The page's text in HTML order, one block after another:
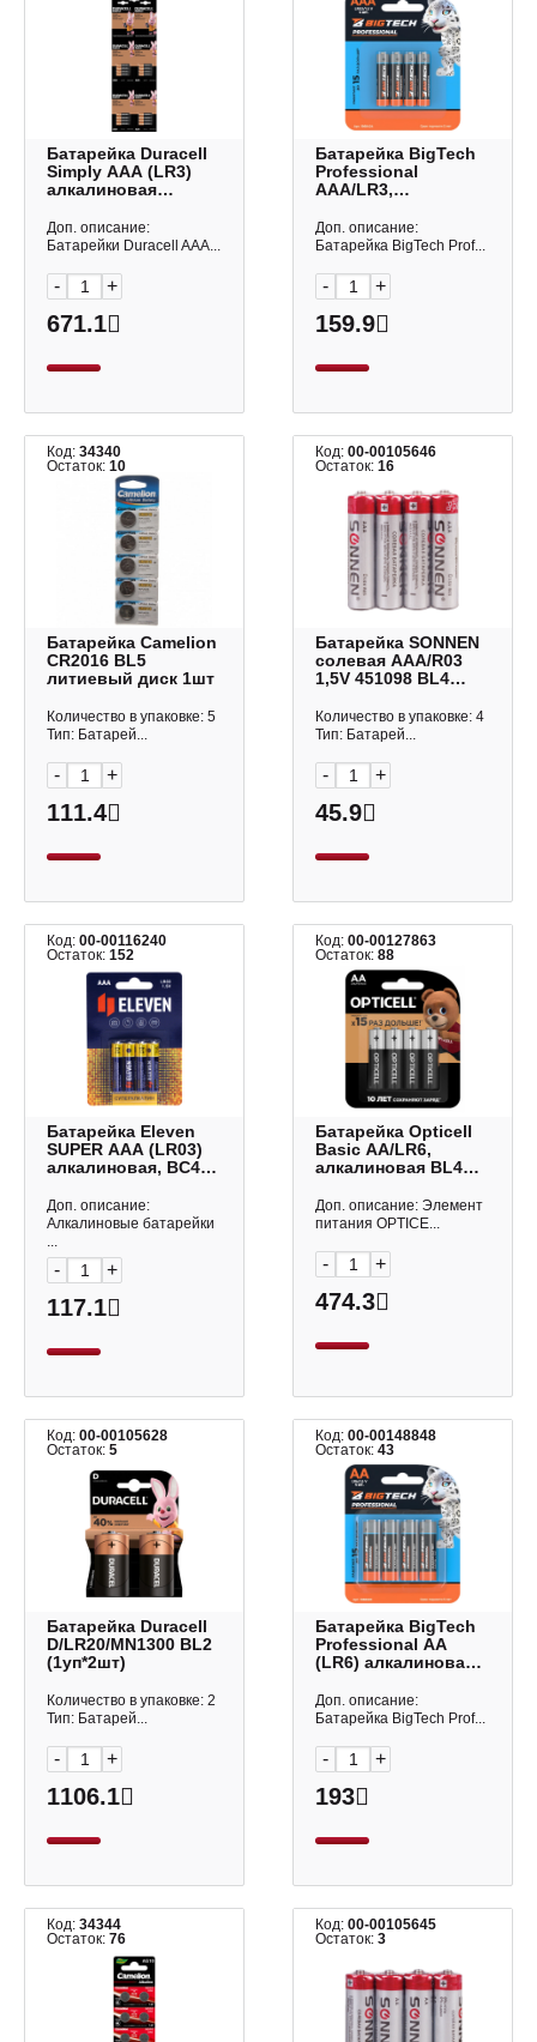
Батарейка Duraсell
Simply АAA (LR3)
алкалиновая
5000394129931
Доп. описание:
Батарейки Duracell AAА...
- +
671.1
Батарейка BigTech
Professional
AAA/LR3,
1988424 (1уп*4шт)
Доп. описание:
Батарейка BigTech Prof...
- +
159.9
Код: 34340
Остаток: 10
Батарейка Camelion
CR2016 BL5
литиевый диск 1шт
Количество в упаковке: 5
Тип: Батарей...
- +
111.4
Код:00-00105646
Остаток:16
Батарейка SONNEN
солевая AAА/R03
1,5V 451098 BL4
Количество в упаковке: 4
Тип: Батарей...
- +
45.9
Код: 00-00116240
Остаток: 152
Батарейка Eleven
SUPER ААA (LR03)
алкалиновая, BC4
Доп. описание:
Алкалиновые батарейки
...
- +
117.1
Код:00-00127863
Остаток:88
Батарейка Opticell
Basic AA/LR6,
алкалиновая BL4
Доп. описание: Элемент
питания OPTICE...
- +
474.3
Код: 00-00105628
Остаток: 5
Батарейка Duraсell
D/LR20/MN1300 BL2
(1уп*2шт)
Количество в упаковке: 2
Тип: Батарей...
- +
1106.1
Код:00-00148848
Остаток:43
Батарейка BigTech
Professional AA
(LR6) алкалиновая
Доп. описание:
Батарейка BigTech Prof...
- +
193
Код: 34344
Остаток: 76
Код:00-00105645
Остаток:3